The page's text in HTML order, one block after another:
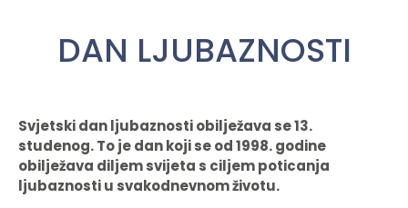
DAN LJUBAZNOSTI
Svjetski dan ljubaznosti obilježava se 13.
studenog. To je dan koji se od 1998. godine
obilježava diljem svijeta s ciljem poticanja
ljubaznosti u svakodnevnom životu.